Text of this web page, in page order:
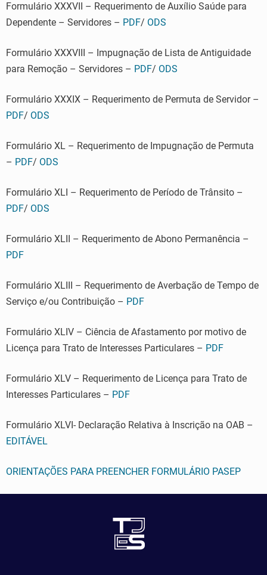
Formulário XXXVII – Requerimento de Auxílio Saúde para
Dependente – Servidores – PDF/ ODS
Formulário XXXVIII – Impugnação de Lista de Antiguidade
para Remoção – Servidores – PDF/ ODS
Formulário XXXIX – Requerimento de Permuta de Servidor –
PDF/ ODS
Formulário XL – Requerimento de Impugnação de Permuta
– PDF/ ODS
Formulário XLI – Requerimento de Período de Trânsito –
PDF/ ODS
Formulário XLII – Requerimento de Abono Permanência –
PDF
Formulário XLIII – Requerimento de Averbação de Tempo de
Serviço e/ou Contribuição – PDF
Formulário XLIV – Ciência de Afastamento por motivo de
Licença para Trato de Interesses Particulares – PDF
Formulário XLV – Requerimento de Licença para Trato de
Interesses Particulares – PDF
Formulário XLVI- Declaração Relativa à Inscrição na OAB –
EDITÁVEL
ORIENTAÇÕES PARA PREENCHER FORMULÁRIO PASEP